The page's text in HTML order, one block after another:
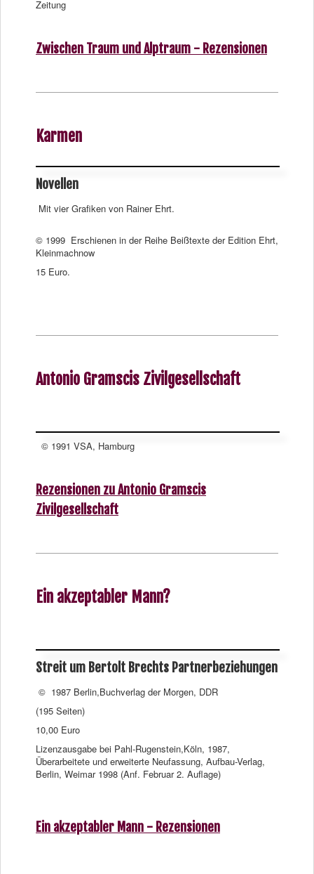
Zeitung
Zwischen Traum und Alptraum - Rezensionen
Karmen
Novellen
Mit vier Grafiken von Rainer Ehrt.
© 1999 Erschienen in der Reihe Beißtexte der Edition Ehrt,
Kleinmachnow
15 Euro.
Antonio Gramscis Zivilgesellschaft
© 1991 VSA, Hamburg
Rezensionen zu Antonio Gramscis
Zivilgesellschaft
Ein akzeptabler Mann?
Streit um Bertolt Brechts Partnerbeziehungen
© 1987 Berlin,Buchverlag der Morgen, DDR
(195 Seiten)
10,00 Euro
Lizenzausgabe bei Pahl-Rugenstein,Köln, 1987,
Überarbeitete und erweiterte Neufassung, Aufbau-Verlag,
Berlin, Weimar 1998 (Anf. Februar 2. Auflage)
Ein akzeptabler Mann - Rezensionen